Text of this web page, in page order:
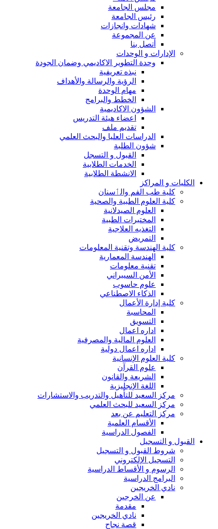
مجلس الجامعة
رئيس الجامعة
شهادات وانجازات
عن المجموعة
أتصل بنا
الإدارات و الوحدات
وحدة التطوير الاكاديمي وضمان الجودة
نبذه تعريفية
الرؤية والرسالة والأهداف
مهام الوحدة
الخطط والبرامج
الشؤون الاكاديمية
اعضاء هيئة التدريس
تقديم ملف
الدراسات العليا والبحث العلمي
شؤون الطلبة
القبول و التسجل
الخدمات الطلابية
الانشطة الطلابية
الكليات و المراكز
كلية طب الفم والٲسنان
كلية العلوم الطبية والصحية
العلوم الصيدلانية
المختبرات الطبية
التغذيه العلاجية
التمريض
كلية الهندسة وتقنية المعلومات
الهندسة المعمارية
تقنية معلومات
الأمن السيبراني
علوم حاسوب
الذكاء الاصطناعي
كلية إدارة الأعمال
المحاسبة
التسويق
اداره اعمال
العلوم المالية والمصرفية
اداره اعمال دولية
كلية العلوم الإنسانية
علوم القرآن
الشريعة والقانون
اللغة الإنجليزية
مركز السعيد للتأهيل والتدريب والاستشارات
مركز السعيد للبحث العلمي
مركز التعليم عن بعد
الأقسام العلمية
الفصول الدراسية
القبول و التسجيل
شروط القبول و التسجيل
التسجيل الإلكتروني
الرسوم و الأقساط الدراسية
البرامج الدراسية
نادي الخريجين
عن الخرجين
مقدمة
نادي الخريجين
قصة نجاح